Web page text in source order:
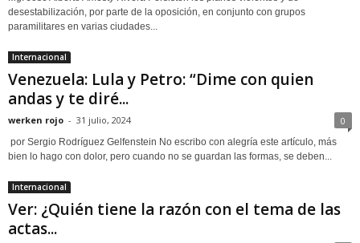
desestabilización, por parte de la oposición, en conjunto con grupos
paramilitares en varias ciudades...
Internacional
Venezuela: Lula y Petro: “Dime con quien
andas y te diré...
werken rojo - 31 julio, 2024 0
por Sergio Rodríguez Gelfenstein No escribo con alegría este artículo, más
bien lo hago con dolor, pero cuando no se guardan las formas, se deben...
Internacional
Ver: ¿Quién tiene la razón con el tema de las
actas...